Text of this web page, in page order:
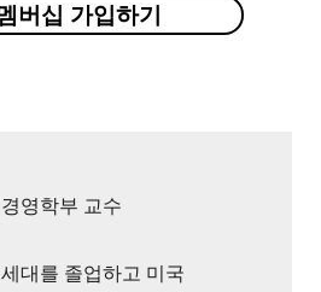
버십 가입하기
영학부 교수
대를 졸업하고 미국